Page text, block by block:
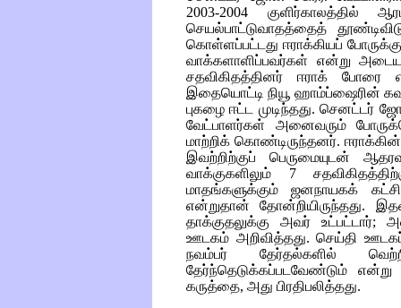
2003-2004 குளிர்காலத்தில்
செயல்பாட்டுவாதத்தைத்
கொள்ளப்பட்டது ஈராக்கியப்
வாக்களாளிப்பவர்கள் என்று
சதவிகிதத்தினர் ஈராக் போரை
இதையொட்டி நியூ ஹாம்ப்ஷைரின்
புகழை ஈட்ட முடிந்தது. செனட்டர்
வேட்பாளர்கள் அனைவரும்
மாற்றிக் கொண்டிருந்தனர்.
இவற்றிற்குப் பெருமையுடன்
வாக்குகளிலும் 7
மாதங்களுக்கும் ஜனநாயகக்
என்றுதான் தோன்றியிருந்தது.
தாக்குதலுக்கு அவர் உட்பட்டார்;
ஊடகம் அறிவித்தது. செய்தி ஊடகப்
நவம்பர் தேர்தல்களில்
தேர்ந்தெடுக்கப்படவேண்டும்
கருத்தை, அது பிரதிபலித்தது.